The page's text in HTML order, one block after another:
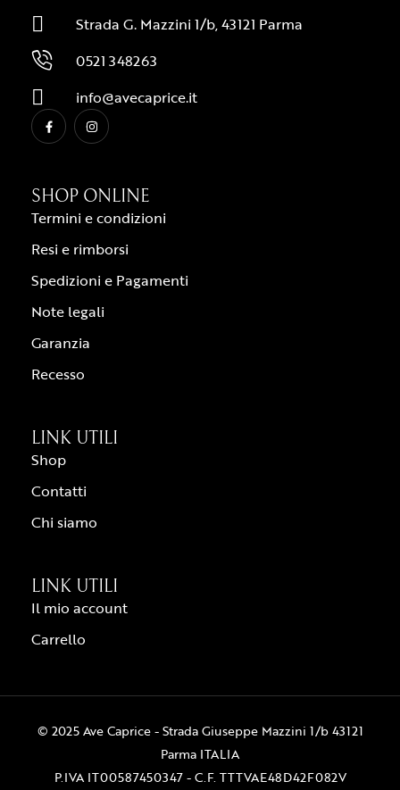
Strada G. Mazzini 1/b, 43121 Parma
0521 348263
info@avecaprice.it
SHOP ONLINE
Termini e condizioni
Resi e rimborsi
Spedizioni e Pagamenti
Note legali
Garanzia
Recesso
LINK UTILI
Shop
Contatti
Chi siamo
LINK UTILI
Il mio account
Carrello
© 2025 Ave Caprice - Strada Giuseppe Mazzini 1/b 43121
Parma ITALIA
P.IVA IT00587450347 - C.F. TTTVAE48D42F082V